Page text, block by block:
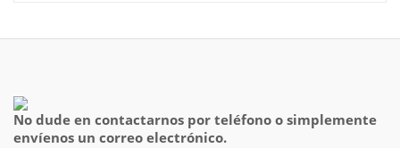
No dude en contactarnos por teléfono o simplemente
envíenos un correo electrónico.